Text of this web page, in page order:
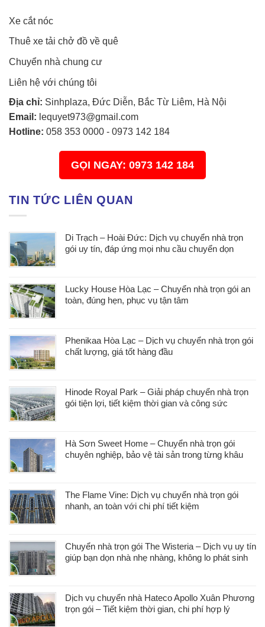
Xe cắt nóc
Thuê xe tải chở đồ về quê
Chuyển nhà chung cư
Liên hệ với chúng tôi
Địa chỉ: Sinhplaza, Đức Diễn, Bắc Từ Liêm, Hà Nội
Email: lequyet973@gmail.com
Hotline: 058 353 0000 - 0973 142 184
GỌI NGAY: 0973 142 184
TIN TỨC LIÊN QUAN
Di Trạch – Hoài Đức: Dịch vụ chuyển nhà trọn
gói uy tín, đáp ứng mọi nhu cầu chuyển dọn
Lucky House Hòa Lạc – Chuyển nhà trọn gói an
toàn, đúng hẹn, phục vụ tận tâm
Phenikaa Hòa Lạc – Dịch vụ chuyển nhà trọn gói
chất lượng, giá tốt hàng đầu
Hinode Royal Park – Giải pháp chuyển nhà trọn
gói tiện lợi, tiết kiệm thời gian và công sức
Hà Sơn Sweet Home – Chuyển nhà trọn gói
chuyên nghiệp, bảo vệ tài sản trong từng khâu
The Flame Vine: Dịch vụ chuyển nhà trọn gói
nhanh, an toàn với chi phí tiết kiệm
Chuyển nhà trọn gói The Wisteria – Dịch vụ uy tín
giúp bạn dọn nhà nhẹ nhàng, không lo phát sinh
Dịch vụ chuyển nhà Hateco Apollo Xuân Phương
trọn gói – Tiết kiệm thời gian, chi phí hợp lý